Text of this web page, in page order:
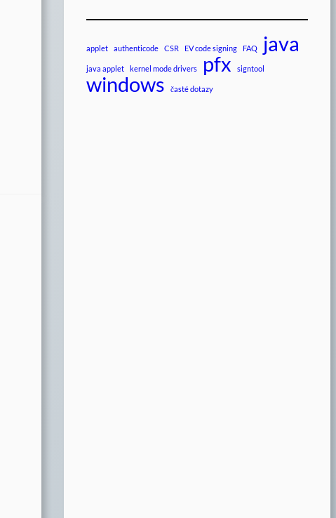
applet authenticode CSR EV code signing FAQ java
java applet kernel mode drivers pfx signtool
windows časté dotazy